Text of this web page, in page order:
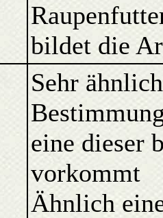
bildet die
Sehr
eine dieser
vorkommt
Ähnlich